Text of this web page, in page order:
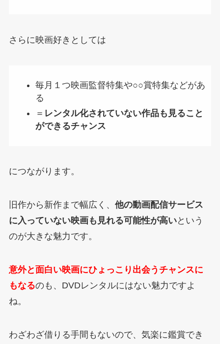
さらに映画好きとしては
毎月１つ映画監督特集や○○賞特集などがあ
る
＝ レンタル化されていない作品も見ること
ができるチャンス
につながります。
旧作から新作まで幅広く、 他の動画配信サービス
に入っていない映画も見れる可能性が高いという
のが大きな魅力です。
意外と面白い映画にひょっこり出会うチャンスに
もなるのも、DVDレンタルにはない魅力ですよ
ね。
わざわざ借りる手間もないので、気楽に鑑賞でき